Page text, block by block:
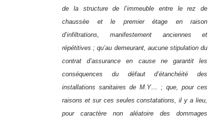
de la structure de l’immeuble entre le rez de
chaussée et le premier étage en raison
d’infiltrations, manifestement anciennes et
répétitives ; qu’au demeurant, aucune stipulation du
contrat d’assurance en cause ne garantit les
conséquences du défaut d’étanchéité des
installations sanitaires de M.Y… ; que, pour ces
raisons et sur ces seules constatations, il y a lieu,
pour caractère non aléatoire des dommages